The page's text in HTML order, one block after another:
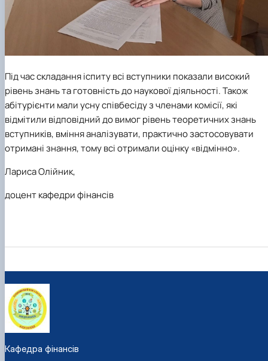
Під час складання іспиту всі вступники показали високий
рівень знань та готовність до наукової діяльності. Також
абітурієнти мали усну співбесіду з членами комісії, які
відмітили відповідний до вимог рівень теоретичних знань
вступників, вміння аналізувати, практично застосовувати
отримані знання, тому всі отримали оцінку «відмінно».
Лариса Олійник,
доцент кафедри фінансів
Кафедра фінансів